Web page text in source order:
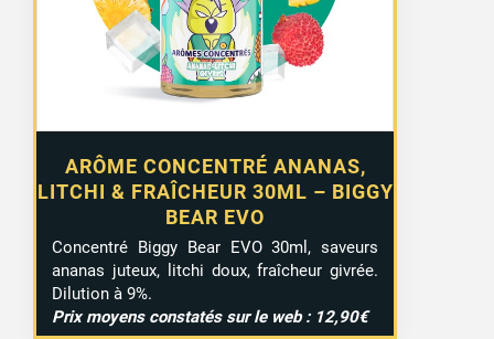
ARÔME CONCENTRÉ ANANAS,
LITCHI & FRAÎCHEUR 30ML – BIGGY
BEAR EVO
Concentré Biggy Bear EVO 30ml, saveurs
ananas juteux, litchi doux, fraîcheur givrée.
Dilution à 9%.
Prix moyens constatés sur le web : 12,90€